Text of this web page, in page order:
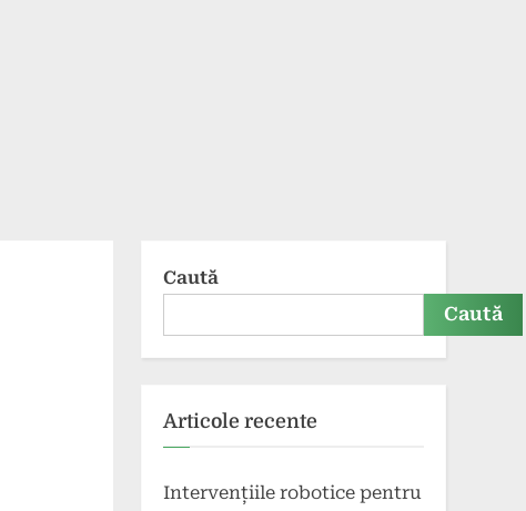
Caută
Caută
Articole recente
Intervențiile robotice pentru